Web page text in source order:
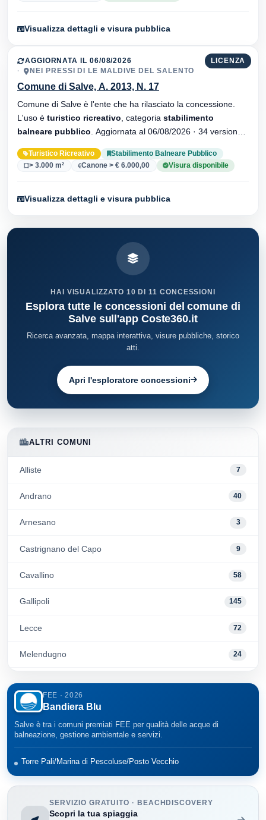
ALTRI COMUNI
Alliste 7
Andrano 40
Arnesano 3
Castrignano del Capo 9
Cavallino 58
Gallipoli 145
Lecce 72
Melendugno 24
Nardo'
Otranto
Patu'
Racale 12
Santa Cesarea Terme
FEE · 2026
Bandiera Blu
Salve è tra i comuni premiati FEE per qualità delle acque di
balneazione, gestione ambientale e servizi.
Torre Pali/Marina di Pescoluse/Posto Vecchio
SERVIZIO GRATUITO · BEACHDISCOVERY
Scopri la tua spiaggia
Visualizza dettagli e visura pubblica
LICENZA
AGGIORNATA IL 06/08/2026
NEI PRESSI DI LE MALDIVE DEL SALENTO
Comune di Salve, A. 2013, N. 17
Comune di Salve è l'ente che ha rilasciato la concessione.
L'uso è turistico ricreativo , categoria stabilimento
balneare pubblico
Turistico Ricreativo
Stabilimento Balneare Pubblico
> 3.000 m²
Canone > € 6.000,00 Visura disponibile
Visualizza dettagli e visura pubblica
HAI VISUALIZZATO 10 DI 11 CONCESSIONI
Esplora tutte le concessioni del comune di
Salve sull'app Coste360.it
Ricerca avanzata, mappa interattiva, visure pubbliche, storico
atti.
Apri l'esploratore concessioni